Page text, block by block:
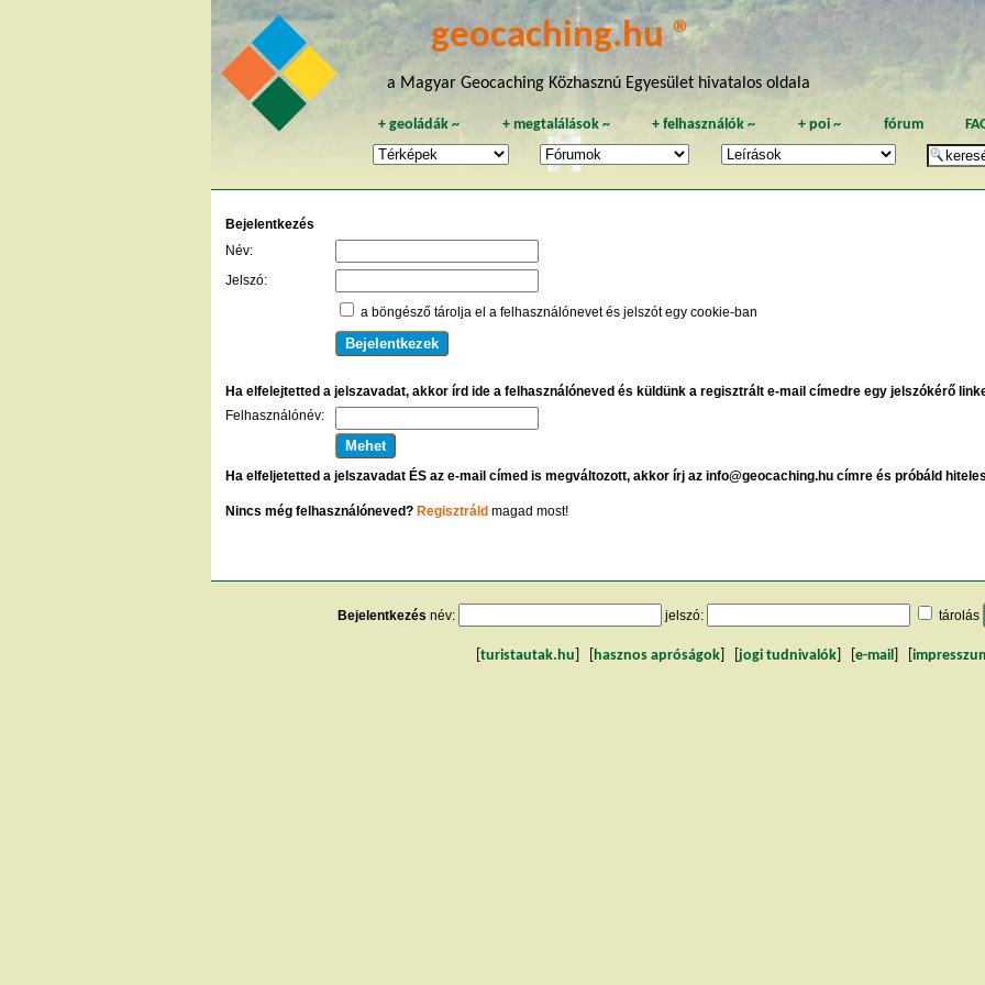
geocaching.hu ®
a Magyar Geocaching Közhasznú Egyesület hivatalos oldala
+geoládák ~ + megtalálások~ +felhasználók ~ + poi~ fórum
Bejelentkezés
Név:
Jelszó:
a böngésző tárolja el a felhasználónevet és jelszót egy cookie-ban
Ha elfelejtetted a jelszavadat, akkor írd ide a felhasználóneved és küldünk a regisztrált e-mail címedre egy jelszókérő
Felhasználónév:
Ha elfeljetetted a jelszavadat ÉS az e-mail címed is megváltozott, akkor írj az info@geocaching.hu címre és próbáld
Nincs még felhasználóneved? Regisztráld magad most!
Bejelentkezés név: jelszó: tárolás
turistautak.hu hasznos apróságok jogi tudnivalók e-mail